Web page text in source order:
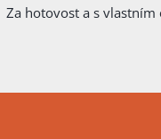
Za hotovost a s vlastním